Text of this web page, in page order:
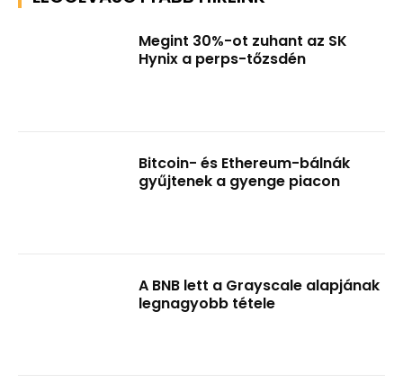
Megint 30%-ot zuhant az SK
Hynix a perps-tőzsdén
Bitcoin- és Ethereum-bálnák
gyűjtenek a gyenge piacon
A BNB lett a Grayscale alapjának
legnagyobb tétele